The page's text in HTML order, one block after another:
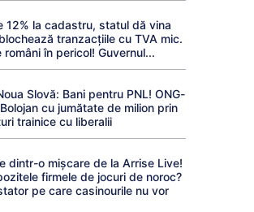
12% la cadastru, statul dă vina
tranzacțiile cu TVA mic.
în pericol! Guvernul...
Slovă: Bani pentru PNL! ONG-
cu jumătate de milion prin
trainice cu liberalii
dintr-o mișcare de la Arrise Live!
firmele de jocuri de noroc?
pe care casinourile nu vor